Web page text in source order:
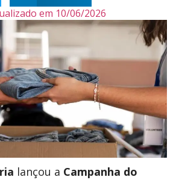
em 10/06/2026
lançou a Campanha do